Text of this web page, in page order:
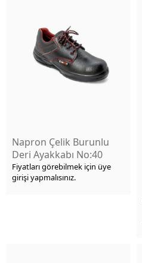
Napron Çelik Burunlu
Deri Ayakkabı No:40
Fiyatları görebilmek için üye
girişi yapmalısınız.